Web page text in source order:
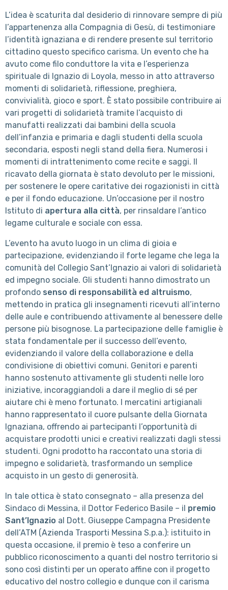
L’idea è scaturita dal desiderio di rinnovare sempre di più
l’appartenenza alla Compagnia di Gesù, di testimoniare
l’identità ignaziana e di rendere presente sul territorio
cittadino questo specifico carisma. Un evento che ha
avuto come filo conduttore la vita e l’esperienza
spirituale di Ignazio di Loyola, messo in atto attraverso
momenti di solidarietà, riflessione, preghiera,
convivialità, gioco e sport. È stato possibile contribuire ai
vari progetti di solidarietà tramite l’acquisto di
manufatti realizzati dai bambini della scuola
dell’infanzia e primaria e dagli studenti della scuola
secondaria, esposti negli stand della fiera. Numerosi i
momenti di intrattenimento come recite e saggi. Il
ricavato della giornata è stato devoluto per le missioni,
per sostenere le opere caritative dei rogazionisti in città
e per il fondo educazione. Un’occasione per il nostro
Istituto di apertura alla città, per rinsaldare l’antico
legame culturale e sociale con essa.
L’evento ha avuto luogo in un clima di gioia e
partecipazione, evidenziando il forte legame che lega la
comunità del Collegio Sant’Ignazio ai valori di solidarietà
ed impegno sociale. Gli studenti hanno dimostrato un
profondo senso di responsabilità ed altruismo,
mettendo in pratica gli insegnamenti ricevuti all’interno
delle aule e contribuendo attivamente al benessere delle
persone più bisognose. La partecipazione delle famiglie è
stata fondamentale per il successo dell’evento,
evidenziando il valore della collaborazione e della
condivisione di obiettivi comuni. Genitori e parenti
hanno sostenuto attivamente gli studenti nelle loro
iniziative, incoraggiandoli a dare il meglio di sé per
aiutare chi è meno fortunato. I mercatini artigianali
hanno rappresentato il cuore pulsante della Giornata
Ignaziana, offrendo ai partecipanti l’opportunità di
acquistare prodotti unici e creativi realizzati dagli stessi
studenti. Ogni prodotto ha raccontato una storia di
impegno e solidarietà, trasformando un semplice
acquisto in un gesto di generosità.
In tale ottica è stato consegnato – alla presenza del
Sindaco di Messina, il Dottor Federico Basile – il premio
Sant’Ignazio al Dott. Giuseppe Campagna Presidente
dell’ATM (Azienda Trasporti Messina S.p.a.): istituito in
questa occasione, il premio è teso a conferire un
pubblico riconoscimento a quanti del nostro territorio si
sono così distinti per un operato affine con il progetto
educativo del nostro collegio e dunque con il carisma